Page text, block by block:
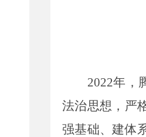
2022年，
法治思想，严
强基础、建体